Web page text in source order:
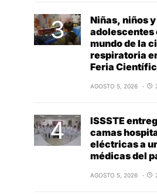
Niñas, niños y
adolescentes
mundo de la
respiratoria
Feria
AGOSTO 5, 2026
ISSSTE
camas
eléctricas a
médicas del
AGOSTO 5, 2026